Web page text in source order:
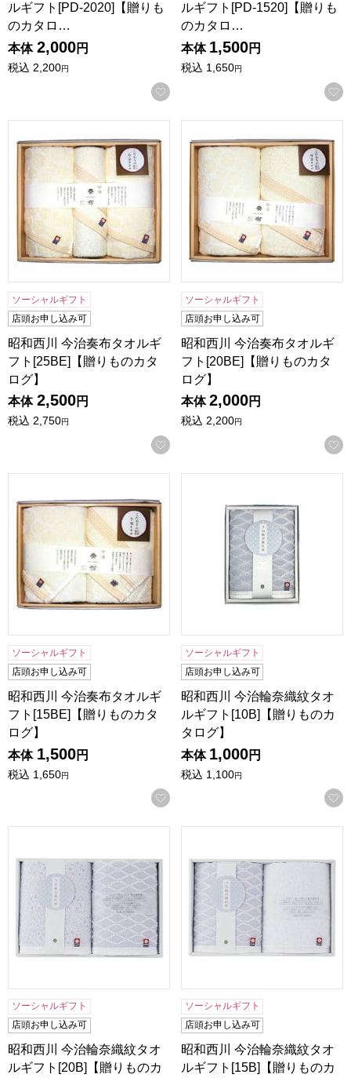
ルギフト[PD-2020]【贈りも
のカタロ…
本体 2,000円
税込 2,200円
お気に入りに登録する
ルギフト[PD-1520]【贈りも
のカタロ…
本体 1,500円
税込 1,650円
ソーシャルギフト
店頭お申し込み可
昭和西川 今治奏布タオルギ
フト[25BE]【贈りものカタ
ログ】
本体 2,500円
税込 2,750円
お気に入りに登録する
ソーシャルギフト
店頭お申し込み可
昭和西川 今治奏布タオルギ
フト[20BE]【贈りものカタ
ログ】
本体 2,000円
税込 2,200円
ソーシャルギフト
店頭お申し込み可
昭和西川 今治奏布タオルギ
フト[15BE]【贈りものカタ
ログ】
本体 1,500円
税込 1,650円
お気に入りに登録する
ソーシャルギフト
店頭お申し込み可
昭和西川 今治輪奈織紋タオ
ルギフト[10B]【贈りものカ
タログ】
本体 1,000円
税込 1,100円
ソーシャルギフト
店頭お申し込み可
昭和西川 今治輪奈織紋タオ
ルギフト[20B]【贈りものカ
ソーシャルギフト
店頭お申し込み可
昭和西川 今治輪奈織紋タオ
ルギフト[15B]【贈りものカ